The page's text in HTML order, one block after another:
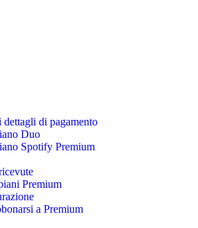
di pagamento
Duo
Spotify Premium
Premium
a Premium